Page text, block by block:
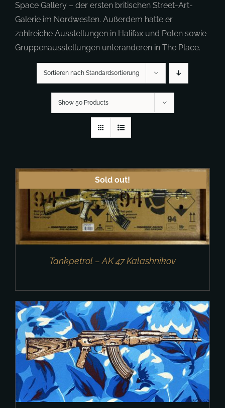
Space Gallery – der ersten britischen Street-Art-
Galerie im Nordwesten. Außerdem hatte er
zahlreiche Ausstellungen in Halifax und Polen sowie
Gruppenausstellungen unteranderen in The Place.
Sortieren nach Standardsortierung
Show 50 Products
Sold out!
Tankpetrol – AK 47 Kalashnikov